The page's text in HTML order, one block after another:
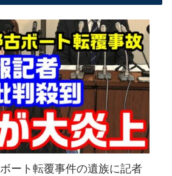
ート転覆事件の遺族に記者